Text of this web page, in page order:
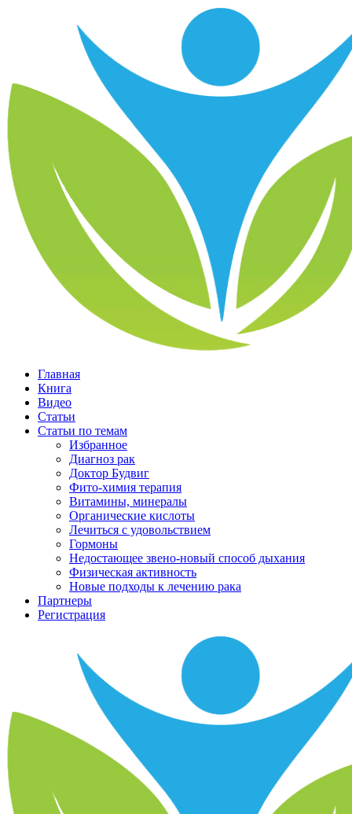
Главная
Книга
Видео
Статьи
Статьи по темам
Избранное
Диагноз рак
Доктор Будвиг
Фито-химия терапия
Витамины, минералы
Органические кислоты
Лечиться с удовольствием
Гормоны
Недостающее звено-новый способ дыхания
Физическая активность
Новые подходы к лечению рака
Партнеры
Регистрация